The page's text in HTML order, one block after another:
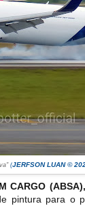
(JERFSON LUAN ©
CARGO (ABSA),
pintura para o